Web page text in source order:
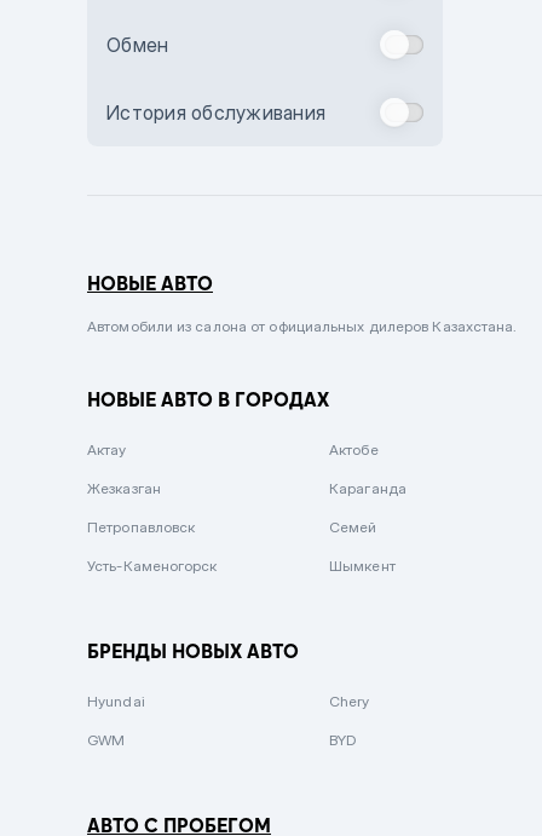
Бежевый
Комбинированный
Сиреневый металлик
Вишневый
Зеленый металлик
Обмен
История обслуживания
НОВЫЕ АВТО
Автомобили из салона от официальных дилеров Казахстана.
НОВЫЕ АВТО В ГОРОДАХ
Актау Актобе
Жезказган Караганда
Петропавловск Семей
Усть-Каменогорск Шымкент
БРЕНДЫ НОВЫХ АВТО
Hyundai Chery
GWM BYD
АВТО С ПРОБЕГОМ